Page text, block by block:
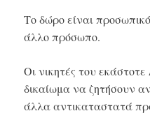
Το δώρο είναι
άλλο πρόσωπο.
Οι νικητές του
δικαίωμα να ζητήσουν
άλλα αντικαταστατά